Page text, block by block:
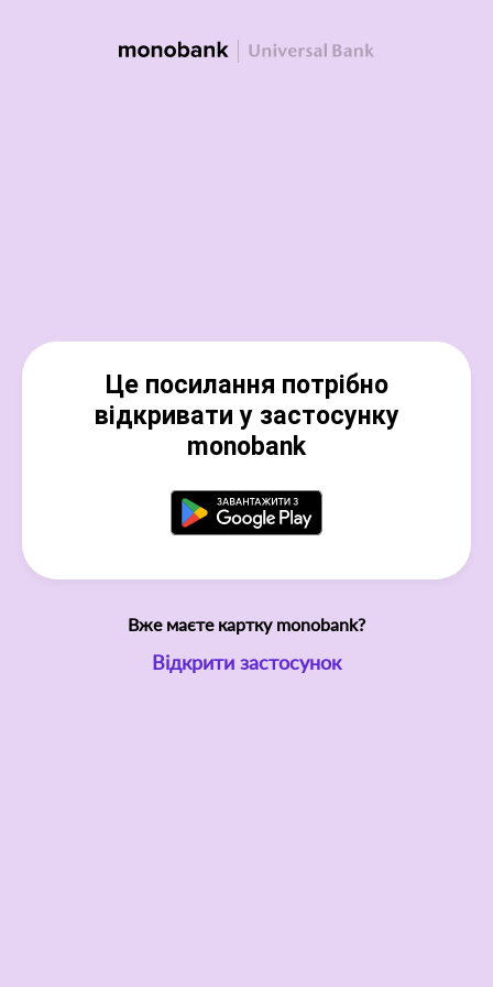
Це посилання потрібно
відкривати у застосунку
monobank
Вже маєте картку monobank?
Відкрити застосунок